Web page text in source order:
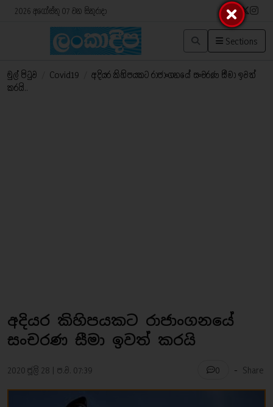
2026 අගෝස්තු 07 වන සිකුරාදා
Sections
මුල් පිටුව Covid19
අදියර කිහිපයකට රාජාංගනයේ සංචරණ සීමා ඉවත්
කරයි..
අදියර කිහිපයකට රාජාංගනයේ
සංචරණ සීමා ඉවත් කරයි
2020 ජූලි 28 | ප.ව. 07:39 0 - Share